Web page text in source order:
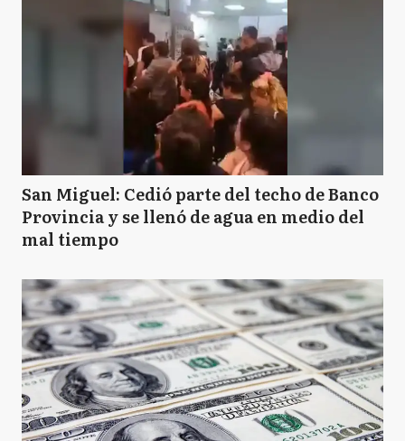
San Miguel: Cedió parte del techo de Banco
Provincia y se llenó de agua en medio del
mal tiempo